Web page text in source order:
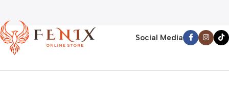
Social Media